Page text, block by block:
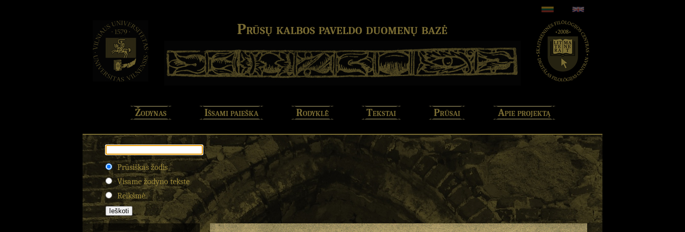
Prūsų kalbos paveldo duomenų bazė
Žodynas Išsami paieška Rodyklė Tekstai Prūsai Apie projektą
Prūsiškas žodis
Visame žodyno tekste
Reikšmė